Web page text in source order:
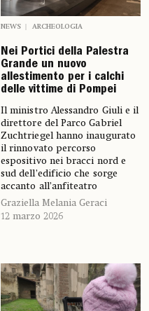
NEWS ARCHEOLOGIA
Nei Portici della Palestra
Grande un nuovo
allestimento per i calchi
delle vittime di Pompei
Il ministro Alessandro Giuli e il
direttore del Parco Gabriel
Zuchtriegel hanno inaugurato
il rinnovato percorso
espositivo nei bracci nord e
sud dell’edificio che sorge
accanto all’anfiteatro
Graziella Melania Geraci
12 marzo 2026